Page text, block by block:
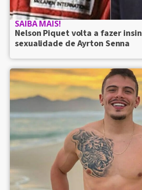
SAIBA MAIS!
Nelson Piquet volta a fazer
sexualidade de Ayrton Senna